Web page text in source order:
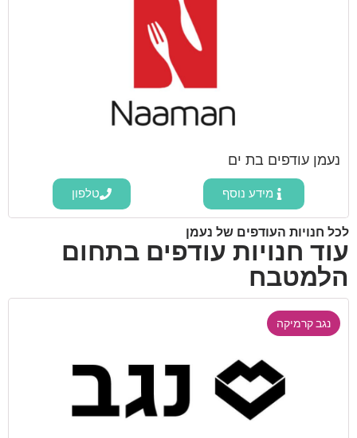
נעמן עודפים בת ים
מידע נוסף טלפון
לכל חנויות העודפים של נעמן
עוד חנויות עודפים בתחום
הלמטבח
נגב קרמיקה